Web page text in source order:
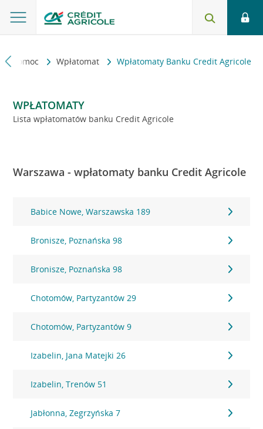
i pomoc Wpłatomat Wpłatomaty Banku Credit Agricole
WPŁATOMATY
Lista wpłatomatów banku Credit Agricole
Warszawa - wpłatomaty banku Credit Agricole
Babice Nowe, Warszawska 189
Bronisze, Poznańska 98
Bronisze, Poznańska 98
Chotomów, Partyzantów 29
Chotomów, Partyzantów 9
Izabelin, Jana Matejki 26
Izabelin, Trenów 51
Jabłonna, Zegrzyńska 7